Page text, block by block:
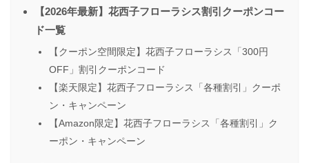
【2026年最新】花西子フローラシス割引クーポンコー
ド一覧
【クーポン空間限定】花西子フローラシス「300円
OFF」割引クーポンコード
【楽天限定】花西子フローラシス「各種割引」クーポ
ン・キャンペーン
【Amazon限定】花西子フローラシス「各種割引」ク
ーポン・キャンペーン